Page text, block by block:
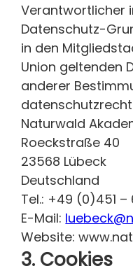
Verantwortlicher
Datenschutz-
in den
Union geltenden
anderer
Naturwald
Roeckstraße 40
23568 Lübeck
Deutschland
Tel.: +49 (0)451 –
E-Mail:
Website:
3. Cookies